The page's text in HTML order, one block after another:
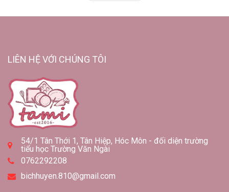
LIÊN HỆ VỚI CHÚNG TÔI
54/1 Tân Thới 1, Tân Hiệp, Hóc Môn - đối diện trường
tiểu học Trường Văn Ngài
0762292208
bichhuyen.810@gmail.com